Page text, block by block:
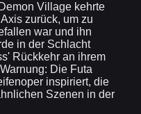
Village kehrte
zurück, um zu
war und ihn
in der Schlacht
Rückkehr an ihrem
Die Futa
inspiriert, die
Szenen in der